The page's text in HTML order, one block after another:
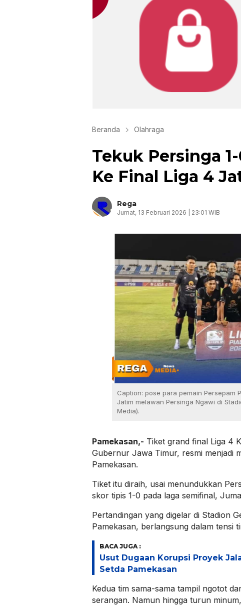
Beranda Olahraga
Tekuk Persinga
Ke Final Liga 4
Rega
Jumat, 13 Februari 2026 | 23:01 WIB
Caption: pose para pemain Persepam
Jatim melawan Persinga Ngawi di
Media).
Pamekasan,- Tiket grand final Liga 4
Gubernur Jawa Timur, resmi menjadi
Pamekasan.
Tiket itu diraih, usai menundukkan
skor tipis 1-0 pada laga semifinal,
Pertandingan yang digelar di Stadion
Pamekasan, berlangsung dalam tensi
BACA JUGA :
Usut Dugaan Korupsi Proyek
Setda Pamekasan
Kedua tim sama-sama tampil ngotot
serangan. Namun hingga turun